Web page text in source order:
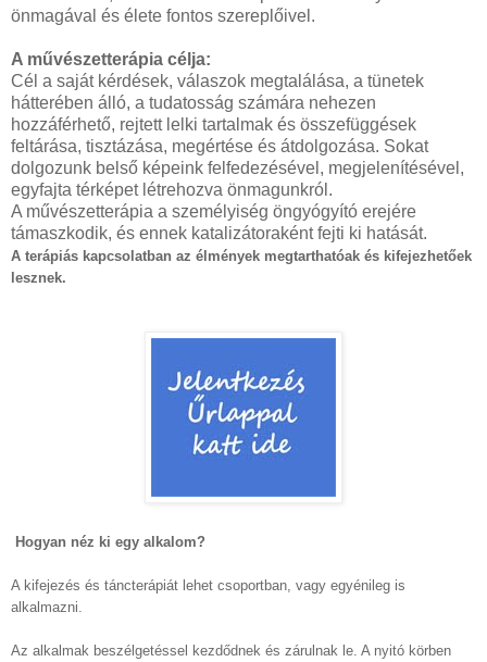
önmagával és élete fontos szereplőivel.
A művészetterápia célja:
Cél a saját kérdések, válaszok megtalálása, a tünetek
hátterében álló, a tudatosság számára nehezen
hozzáférhető, rejtett lelki tartalmak és összefüggések
feltárása, tisztázása, megértése és átdolgozása. Sokat
dolgozunk belső képeink felfedezésével, megjelenítésével,
egyfajta térképet létrehozva önmagunkról.
A művészetterápia a személyiség öngyógyító erejére
támaszkodik, és ennek katalizátoraként fejti ki hatását.
A terápiás kapcsolatban az élmények megtarthatóak és kifejezhetőek
lesznek.
Hogyan néz ki egy alkalom?
A kifejezés és táncterápiát lehet csoportban, vagy egyénileg is
alkalmazni.
Az alkalmak beszélgetéssel kezdődnek és zárulnak le. A nyitó körben